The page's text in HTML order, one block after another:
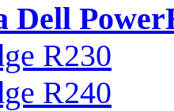
Dell
R230
R240